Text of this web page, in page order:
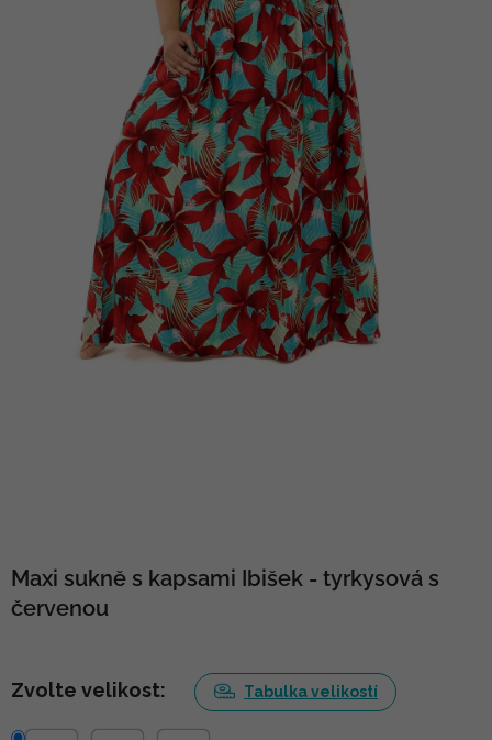
Maxi sukně s kapsami Ibišek - tyrkysová s
červenou
Zvolte velikost: Tabulka velikostí